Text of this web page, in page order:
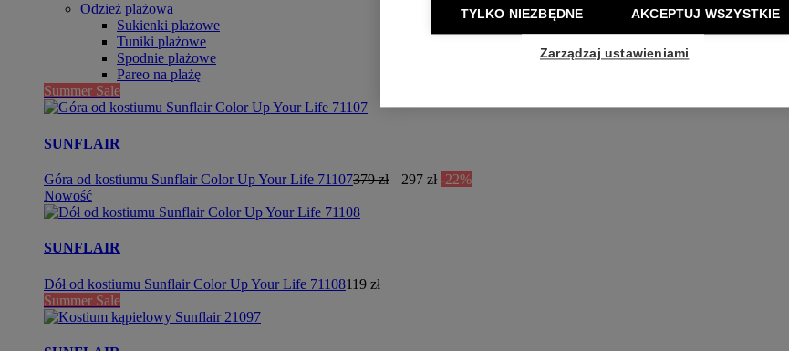
TYLKO NIEZBĘDNE AKCEPTUJ WSZYSTKIE
Zarządzaj ustawieniami
Odzież plażowa
Sukienki plażowe
Tuniki plażowe
Spodnie plażowe
Pareo na plażę
Summer Sale
SUNFLAIR
Góra od kostiumu Sunflair Color Up Your Life 71107379 zł 297 zł -22%
Nowość
SUNFLAIR
Dół od kostiumu Sunflair Color Up Your Life 71108119 zł
Summer Sale